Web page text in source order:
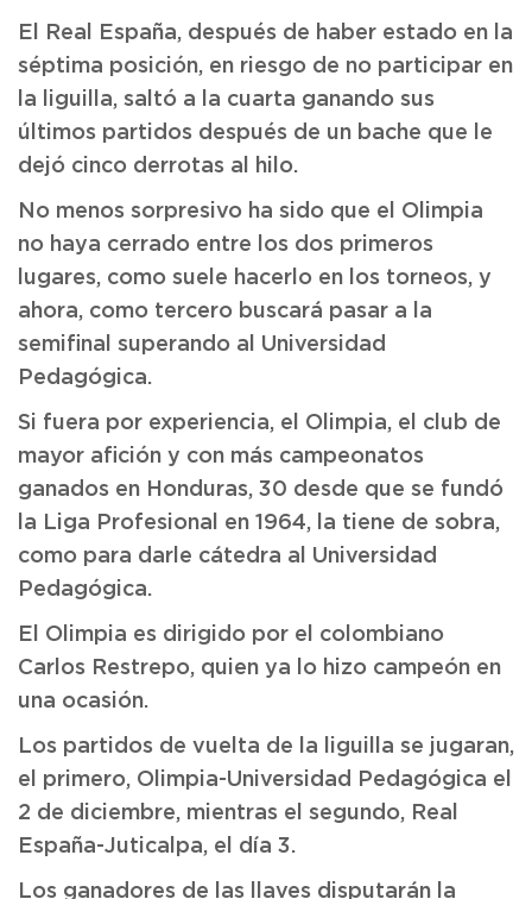
El Real España, después de haber estado en la
séptima posición, en riesgo de no participar en
la liguilla, saltó a la cuarta ganando sus
últimos partidos después de un bache que le
dejó cinco derrotas al hilo.
No menos sorpresivo ha sido que el Olimpia
no haya cerrado entre los dos primeros
lugares, como suele hacerlo en los torneos, y
ahora, como tercero buscará pasar a la
semifinal superando al Universidad
Pedagógica.
Si fuera por experiencia, el Olimpia, el club de
mayor afición y con más campeonatos
ganados en Honduras, 30 desde que se fundó
la Liga Profesional en 1964, la tiene de sobra,
como para darle cátedra al Universidad
Pedagógica.
El Olimpia es dirigido por el colombiano
Carlos Restrepo, quien ya lo hizo campeón en
una ocasión.
Los partidos de vuelta de la liguilla se jugaran,
el primero, Olimpia-Universidad Pedagógica el
2 de diciembre, mientras el segundo, Real
España-Juticalpa, el día 3.
Los ganadores de las llaves disputarán la